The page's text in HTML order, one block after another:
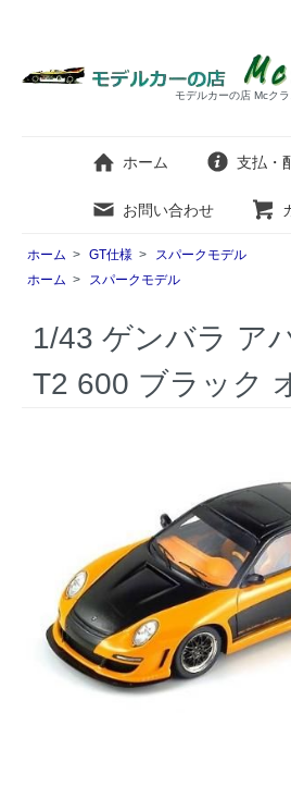
モデルカーの店 Mcクラ
ホーム 支払・
お問い合わせ
ホーム > GT仕様 >
スパークモデル
ホーム > スパークモデル
1/43 ゲンバラ ア
T2 600 ブラック